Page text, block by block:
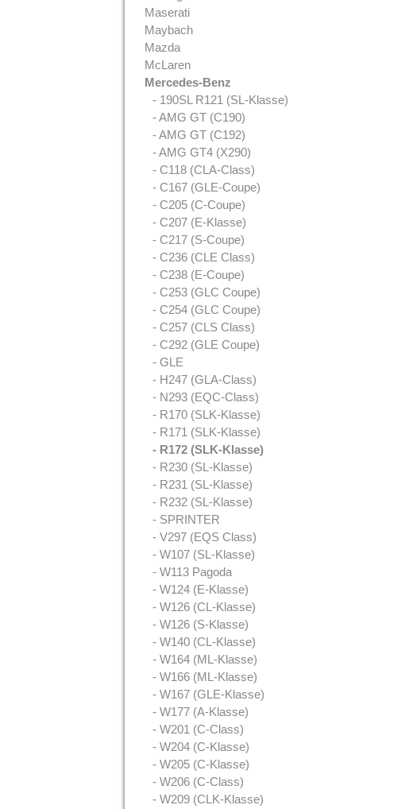
Maserati
Maybach
Mazda
McLaren
Mercedes-Benz
- 190SL R121 (SL-Klasse)
- AMG GT (C190)
- AMG GT (C192)
- AMG GT4 (X290)
- C118 (CLA-Class)
- C167 (GLE-Coupe)
- C205 (C-Coupe)
- C207 (E-Klasse)
- C217 (S-Coupe)
- C236 (CLE Class)
- C238 (E-Coupe)
- C253 (GLC Coupe)
- C254 (GLC Coupe)
- C257 (CLS Class)
- C292 (GLE Coupe)
- GLE
- H247 (GLA-Class)
- N293 (EQC-Class)
- R170 (SLK-Klasse)
- R171 (SLK-Klasse)
- R172 (SLK-Klasse)
- R230 (SL-Klasse)
- R231 (SL-Klasse)
- R232 (SL-Klasse)
- SPRINTER
- V297 (EQS Class)
- W107 (SL-Klasse)
- W113 Pagoda
- W124 (E-Klasse)
- W126 (CL-Klasse)
- W126 (S-Klasse)
- W140 (CL-Klasse)
- W164 (ML-Klasse)
- W166 (ML-Klasse)
- W167 (GLE-Klasse)
- W177 (A-Klasse)
- W201 (C-Class)
- W204 (C-Klasse)
- W205 (C-Klasse)
- W206 (C-Class)
- W209 (CLK-Klasse)